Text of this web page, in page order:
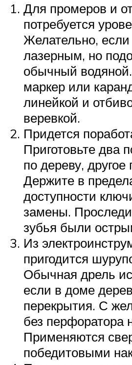
Для промеров и
потребуется
Желательно, если
лазерным, но
обычный
маркер или
линейкой и
веревкой.
Придется
Приготовьте два
по дереву, другое
Держите в
доступности
замены.
зубья были
Из
пригодится
Обычная дрель
если в доме
перекрытия. С
без перфоратора
Применяются
победитовыми